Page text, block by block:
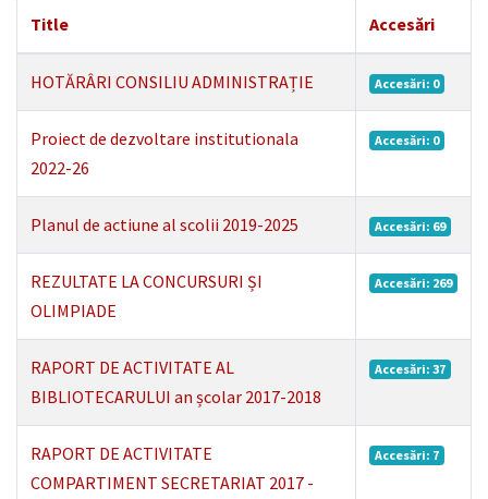
Title Accesări
HOTĂRÂRI CONSILIU ADMINISTRAȚIE Accesări: 0
Proiect de dezvoltare institutionala
2022-26
Accesări: 0
Planul de actiune al scolii 2019-2025 Accesări: 69
REZULTATE LA CONCURSURI ȘI
OLIMPIADE
Accesări: 269
RAPORT DE ACTIVITATE AL
BIBLIOTECARULUI an școlar 2017-2018
Accesări: 37
RAPORT DE ACTIVITATE
COMPARTIMENT SECRETARIAT 2017 -
Accesări: 7